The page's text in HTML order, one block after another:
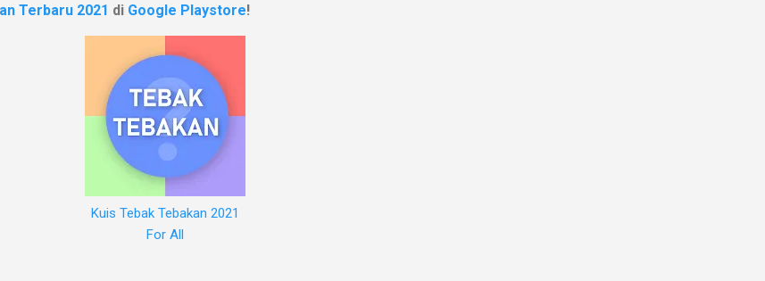
Terbaru 2021 di Google Playstore!
Kuis Tebak Tebakan 2021
For All